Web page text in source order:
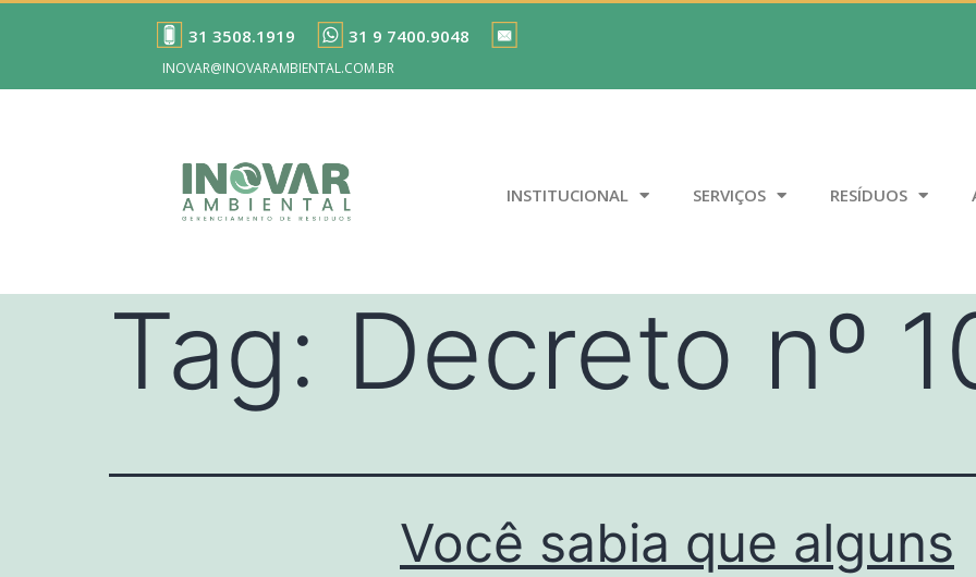
31 3508.1919 31 9 7400.9048
INOVAR@INOVARAMBIENTAL.COM.BR
INSTITUCIONAL SERVIÇOS RESÍDUOS
Tag: Decreto nº
Você sabia que alguns